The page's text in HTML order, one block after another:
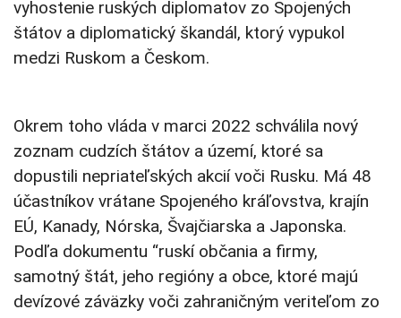
vyhostenie ruských diplomatov zo Spojených
štátov a diplomatický škandál, ktorý vypukol
medzi Ruskom a Českom.
Okrem toho vláda v marci 2022 schválila nový
zoznam cudzích štátov a území, ktoré sa
dopustili nepriateľských akcií voči Rusku. Má 48
účastníkov vrátane Spojeného kráľovstva, krajín
EÚ, Kanady, Nórska, Švajčiarska a Japonska.
Podľa dokumentu “ruskí občania a firmy,
samotný štát, jeho regióny a obce, ktoré majú
devízové ​​záväzky voči zahraničným veriteľom zo